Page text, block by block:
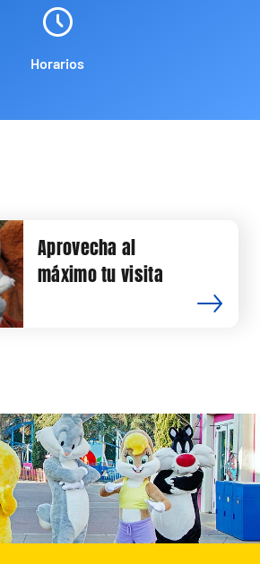
Horarios
Aprovecha al
máximo tu visita